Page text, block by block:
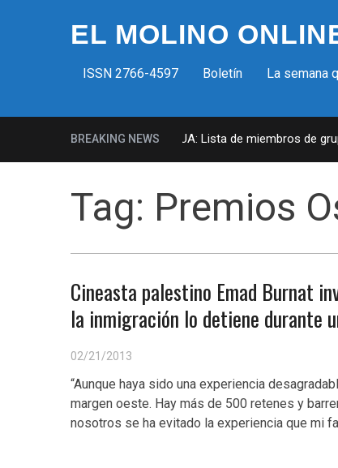
EL MOLINO
ISSN 2766-4597 Boletín La semana
BREAKING NEWS
Milicias fascistas en EUA: Lista de miembros de
Tag: Premios
Cineasta palestino Emad Burnat
la inmigración lo detiene durante
02/21/2013
“Aunque haya sido una experiencia
margen oeste. Hay más de 500 retenes y
nosotros se ha evitado la experiencia que mi